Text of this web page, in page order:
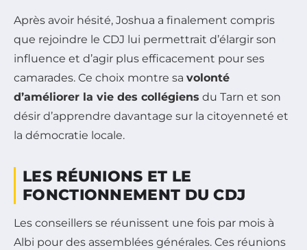
Après avoir hésité, Joshua a finalement compris
que rejoindre le CDJ lui permettrait d’élargir son
influence et d’agir plus efficacement pour ses
camarades. Ce choix montre sa volonté
d’améliorer la vie des collégiens du Tarn et son
désir d’apprendre davantage sur la citoyenneté et
la démocratie locale.
LES RÉUNIONS ET LE
FONCTIONNEMENT DU CDJ
Les conseillers se réunissent une fois par mois à
Albi pour des assemblées générales. Ces réunions